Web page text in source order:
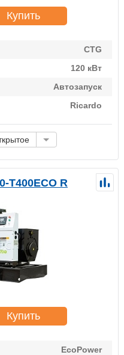
Купить
CTG
120 кВт
Автозапуск
Ricardo
T400ECO R
Купить
EcoPower